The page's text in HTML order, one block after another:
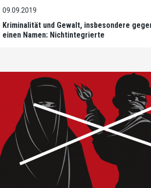
09.09.2019
Kriminalität und Gewalt, insbesondere
einen Namen: Nichtintegrierte